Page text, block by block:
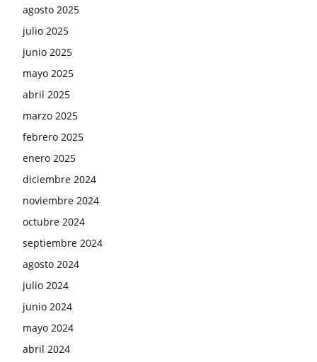
agosto 2025
julio 2025
junio 2025
mayo 2025
abril 2025
marzo 2025
febrero 2025
enero 2025
diciembre 2024
noviembre 2024
octubre 2024
septiembre 2024
agosto 2024
julio 2024
junio 2024
mayo 2024
abril 2024